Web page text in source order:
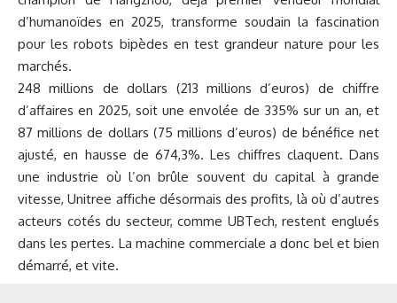
d’humanoïdes en 2025, transforme soudain la fascination
pour les robots bipèdes en test grandeur nature pour les
marchés.
248 millions de dollars (213 millions d’euros) de chiffre
d’affaires en 2025, soit une envolée de 335% sur un an, et
87 millions de dollars (75 millions d’euros) de bénéfice net
ajusté, en hausse de 674,3%. Les chiffres claquent. Dans
une industrie où l’on brûle souvent du capital à grande
vitesse, Unitree affiche désormais des profits, là où d’autres
acteurs cotés du secteur, comme UBTech, restent englués
dans les pertes. La machine commerciale a donc bel et bien
démarré, et vite.